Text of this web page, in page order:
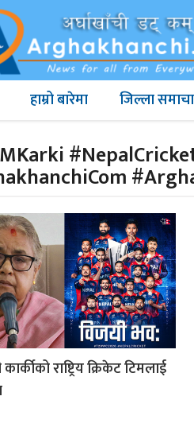
हाम्रो बारेमा जिल्ला
कार्कीको राष्ट्रिय क्रिकेट टिमलाई